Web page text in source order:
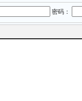
密码：